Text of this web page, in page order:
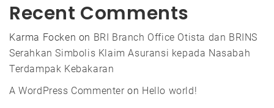
Recent Comments
Karma Focken on BRI Branch Office Otista dan BRINS
Serahkan Simbolis Klaim Asuransi kepada Nasabah
Terdampak Kebakaran
A WordPress Commenteron Hello world!